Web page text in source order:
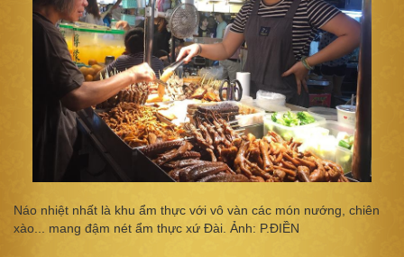
Náo nhiệt nhất là khu ẩm thực với vô vàn các món nướng, chiên
xào... mang đậm nét ẩm thực xứ Đài. Ảnh: P.ĐIỀN